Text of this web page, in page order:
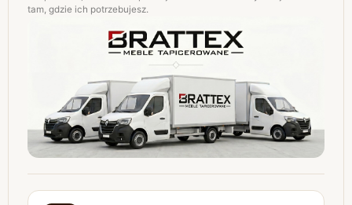
tam, gdzie ich potrzebujesz.